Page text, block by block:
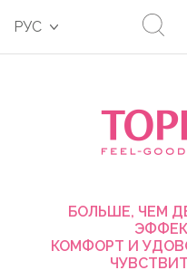
РУС
БОЛЬШЕ, ЧЕМ
КОМФОРТ И